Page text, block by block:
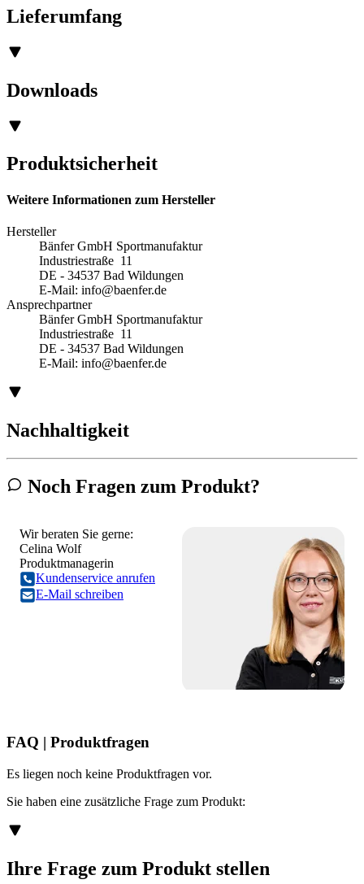
Lieferumfang
Downloads
Produktsicherheit
Weitere Informationen zum Hersteller
Hersteller
Bänfer GmbH Sportmanufaktur
Industriestraße 11
DE - 34537 Bad Wildungen
E-Mail: info@baenfer.de
Ansprechpartner
Bänfer GmbH Sportmanufaktur
Industriestraße 11
DE - 34537 Bad Wildungen
E-Mail: info@baenfer.de
Nachhaltigkeit
Noch Fragen zum Produkt?
Wir beraten Sie gerne:
Celina Wolf
Produktmanagerin
Kundenservice anrufen
E-Mail schreiben
FAQ | Produktfragen
Es liegen noch keine Produktfragen vor.
Sie haben eine zusätzliche Frage zum Produkt:
Ihre Frage zum Produkt stellen